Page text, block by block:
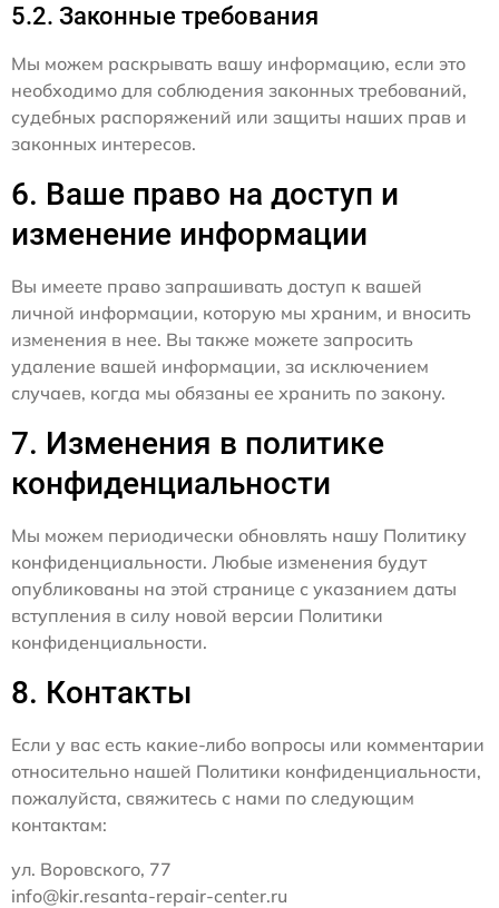
5.2. Законные требования
Мы можем раскрывать вашу информацию, если это
необходимо для соблюдения законных требований,
судебных распоряжений или защиты наших прав и
законных интересов.
6. Ваше право на доступ и
изменение информации
Вы имеете право запрашивать доступ к вашей
личной информации, которую мы храним, и вносить
изменения в нее. Вы также можете запросить
удаление вашей информации, за исключением
случаев, когда мы обязаны ее хранить по закону.
7. Изменения в политике
конфиденциальности
Мы можем периодически обновлять нашу Политику
конфиденциальности. Любые изменения будут
опубликованы на этой странице с указанием даты
вступления в силу новой версии Политики
конфиденциальности.
8. Контакты
Если у вас есть какие-либо вопросы или комментарии
относительно нашей Политики конфиденциальности,
пожалуйста, свяжитесь с нами по следующим
контактам:
ул. Воровского, 77
info@kir.resanta-repair-center.ru